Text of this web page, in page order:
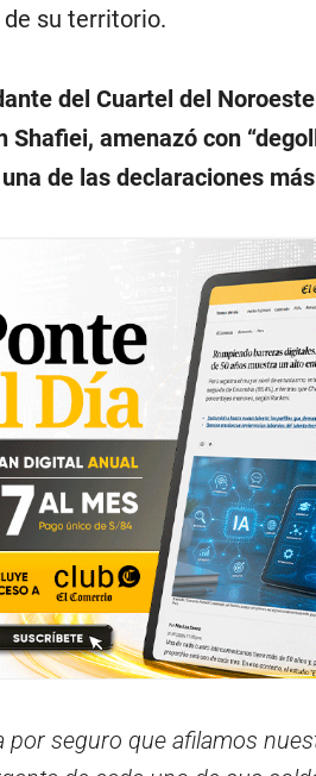
su territorio.
del Cuartel del
Shafiei, amenazó con
de las declaraciones
por seguro que afilamos